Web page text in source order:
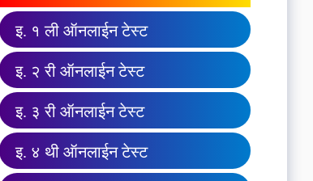
इ. १ ली ऑनलाईन टेस्ट
इ. २ री ऑनलाईन टेस्ट
इ. ३ री ऑनलाईन टेस्ट
इ. ४ थी ऑनलाईन टेस्ट